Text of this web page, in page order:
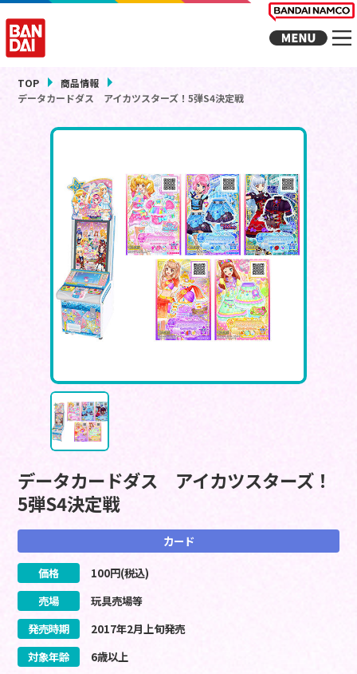
TOP
商品情報
データカードダス アイカツスターズ！5弾S4決定戦
データカードダス アイカツスターズ！
5弾S4決定戦
カード
価格 100円(税込)
売場
玩具売場等
発売時期
2017年2月上旬発売
対象年齢
6歳以上